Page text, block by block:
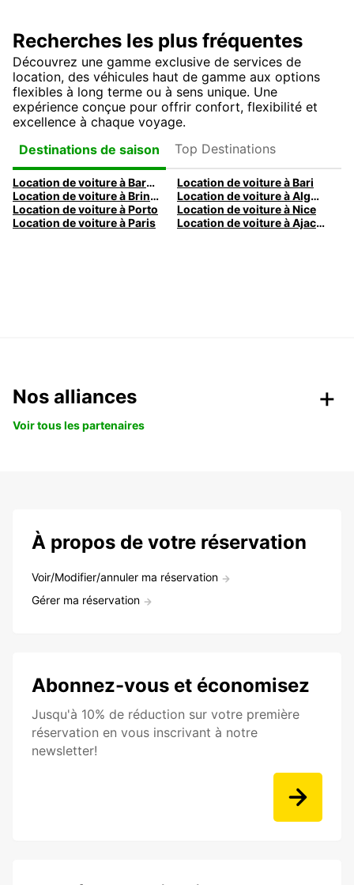
Recherches les plus fréquentes
Découvrez une gamme exclusive de services de
location, des véhicules haut de gamme aux options
flexibles à long terme ou à sens unique. Une
expérience conçue pour offrir confort, flexibilité et
excellence à chaque voyage.
Destinations de saison
Top Destinations
Location de voiture à Barcelone
Location de voiture à Bari
Location de voiture à Brindisi
Location de voiture à Alghero
Location de voiture à Porto
Location de voiture à Nice
Location de voiture à Paris
Location de voiture à Ajaccio
Nos alliances
Voir tous les partenaires
À propos de votre réservation
Voir/Modifier/annuler ma réservation
Gérer ma réservation
Abonnez-vous et économisez
Jusqu'à 10% de réduction sur votre première
réservation en vous inscrivant à notre
newsletter!